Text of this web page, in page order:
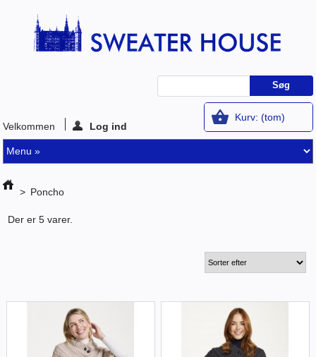
Kurv: (tom)
Velkommen
Log ind
> Poncho
Der er 5 varer.